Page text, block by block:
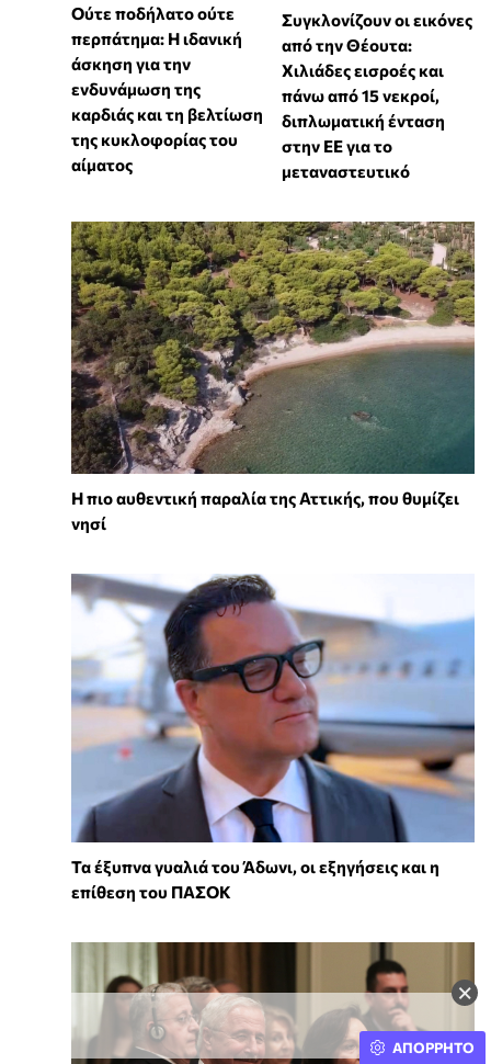
×
Ούτε ποδήλατο ούτε
περπάτημα: Η ιδανική
άσκηση για την
ενδυνάμωση της
καρδιάς και τη βελτίωση
της κυκλοφορίας του
αίματος
Συγκλονίζουν οι εικόνες
από την Θέουτα:
Χιλιάδες εισροές και
πάνω από 15 νεκροί,
διπλωματική ένταση
στην ΕΕ για το
μεταναστευτικό
Η πιο αυθεντική παραλία της Αττικής, που θυμίζει
νησί
Τα έξυπνα γυαλιά του Άδωνι, οι εξηγήσεις και η
επίθεση του ΠΑΣΟΚ
ΑΠΟΡΡΗΤΟ